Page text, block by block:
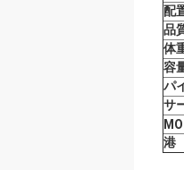
配
品
体
容
パ
サ
港